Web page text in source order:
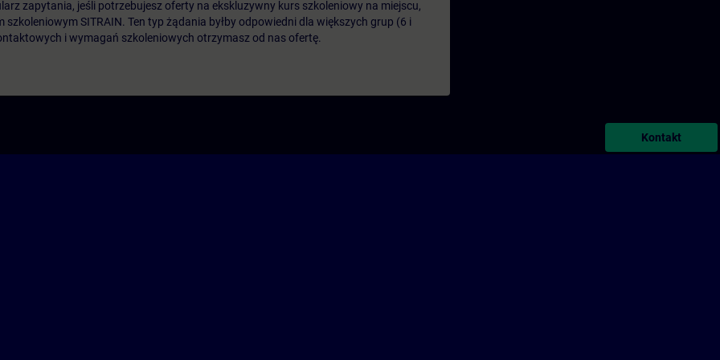
zapytania, jeśli potrzebujesz oferty na ekskluzywny kurs szkoleniowy na miejscu,
SITRAIN. Ten typ żądania byłby odpowiedni dla większych grup (6 i
i wymagań szkoleniowych otrzymasz od nas ofertę.
Kontakt